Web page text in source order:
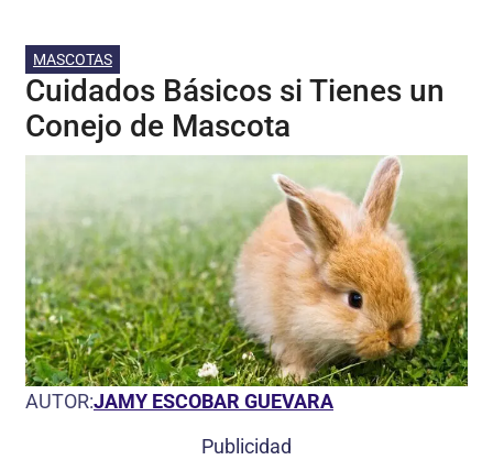
MASCOTAS
Cuidados Básicos si Tienes un
Conejo de Mascota
AUTOR:JAMY ESCOBAR GUEVARA
Publicidad